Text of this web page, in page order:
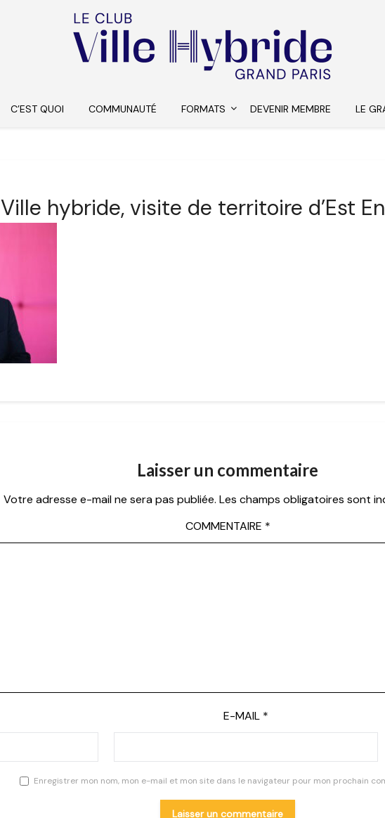
C’EST QUOI COMMUNAUTÉ FORMATS DEVENIR MEMBRE LE
Ville hybride, visite de territoire d’Est
Laisser un commentaire
Votre adresse e-mail ne sera pas publiée. Les champs obligatoires sont
COMMENTAIRE *
E-MAIL *
Enregistrer mon nom, mon e-mail et mon site dans le navigateur pour mon prochain